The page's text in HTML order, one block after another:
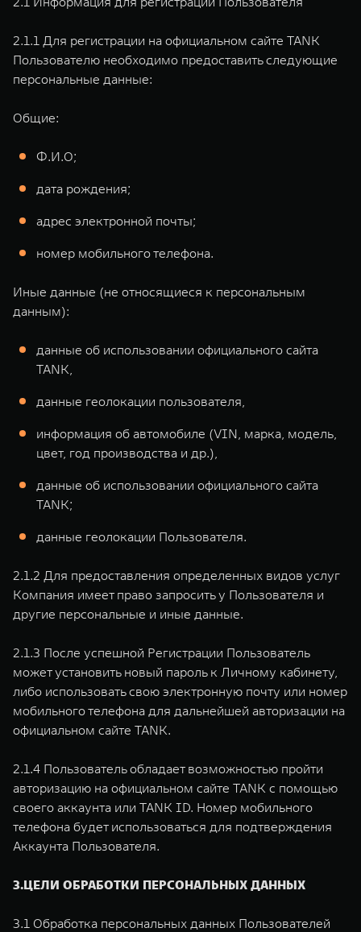
2.1.1 Для регистрации на официальном сайте TANK
Пользователю необходимо предоставить следующие
персональные данные:
Общие:
Ф.И.О;
дата рождения;
адрес электронной почты;
номер мобильного телефона.
Иные данные (не относящиеся к персональным
данным):
данные об использовании официального сайта
TANK,
данные геолокации пользователя,
информация об автомобиле (VIN, марка, модель,
цвет, год производства и др.),
данные об использовании официального сайта
TANK;
данные геолокации Пользователя.
2.1.2 Для предоставления определенных видов услуг
Компания имеет право запросить у Пользователя и
другие персональные и иные данные.
2.1.3 После успешной Регистрации Пользователь
может установить новый пароль к Личному кабинету,
либо использовать свою электронную почту или номер
мобильного телефона для дальнейшей авторизации на
официальном сайте TANK.
2.1.4 Пользователь обладает возможностью пройти
авторизацию на официальном сайте TANK с помощью
своего аккаунта или TANK ID. Номер мобильного
телефона будет использоваться для подтверждения
Аккаунта Пользователя.
3.ЦЕЛИ ОБРАБОТКИ ПЕРСОНАЛЬНЫХ ДАННЫХ
3.1 Обработка персональных данных Пользователей